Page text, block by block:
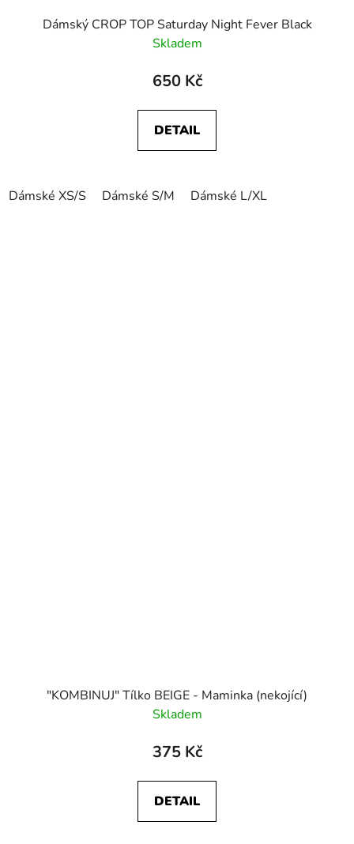
Dámský CROP TOP Saturday Night Fever Black
Skladem
650 Kč
DETAIL
Dámské XS/S Dámské S/M Dámské L/XL
"KOMBINUJ" Tílko BEIGE - Maminka (nekojící)
Skladem
375 Kč
DETAIL